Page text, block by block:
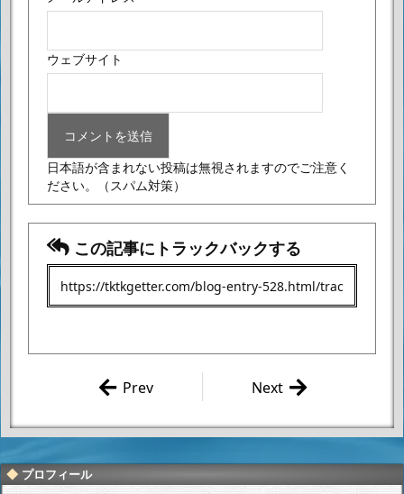
ウェブサイト
日本語が含まれない投稿は無視されますのでご注意く
ださい。
（スパム対策）
この記事にトラックバックする
E 第16話 馬小屋
Next
E 第14話 悲しみ
Prev
プロフィール